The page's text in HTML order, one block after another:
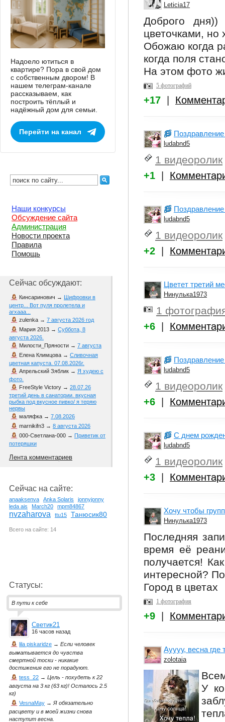
Leticia17
Доброго
цветочками, но
Обожаю когда
когда поля
На этом фото
5 фотографий
+17
ludabnd5
1 видеоролик
+1
ludabnd5
1 видеоролик
+2
Цветет третий
Нинулька1973
1
+6
ludabnd5
1 видеоролик
+6
С днем
ludabnd5
1 видеоролик
+3
Хочу чтобы
Нинулька1973
Последняя
время её
получается!
интересной?
Город в цветах
1 фотография
+9
Ауууу, весна
zolotaia
У
Надоело ютиться в
квартире? Пора в свой дом
с собственным двором! В
нашем телеграм-канале
рассказываем, как
построить тёплый и
надёжный дом для семьи.
Перейти на канал
Наши конкурсы
Обсуждение сайта
Администрация
Новости проекта
Правила
Помощь
Сейчас обсуждают:
Кинсаринович → Шифровки в
центр... Вот пуля пролетела и
агхааа...
zulenka → 7 августа 2026 год
Мария 2013 → Суббота, 8
августа 2026.
Милости_Пряности → 7 августа
Елена Климцова → Сливочная
цветная капуста. 07.08.2026г.
Апрельский Зяблик → Я худею с
фото.
FreeStyle Victory → 28.07.26
третий день в санатории. вкусная
рыбка под вкусное пивко/ я теряю
нервы
маляфка → 7.08.2026
marnikifn3 → 8 августа 2026
000-Светлана-000 → Приветик от
потеряшки
Лента комментариев
Сейчас на сайте:
anaaksenva Anka Solaris
jonnyjonny
leda ais
March20 mpm84867
nvzaharova ttu15 Танюсик80
Всего на сайте: 14
Статусы:
В пути к себе
Светик21
16 часов назад
lila piskaridze → Если человек
выматывается до чувства
смертной тоски - никакие
достижения его не порадуют.
tess_22 → Цель - похудеть к 22
августа на 3 кг (63 кг)! Осталось 2.5
кг)
VesnaMay →Я обязательно
расцвету и в моей жизни снова
наступит весна.